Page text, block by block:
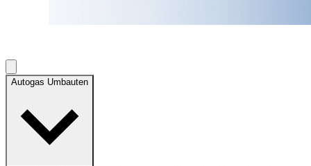
Autogas Umbauten